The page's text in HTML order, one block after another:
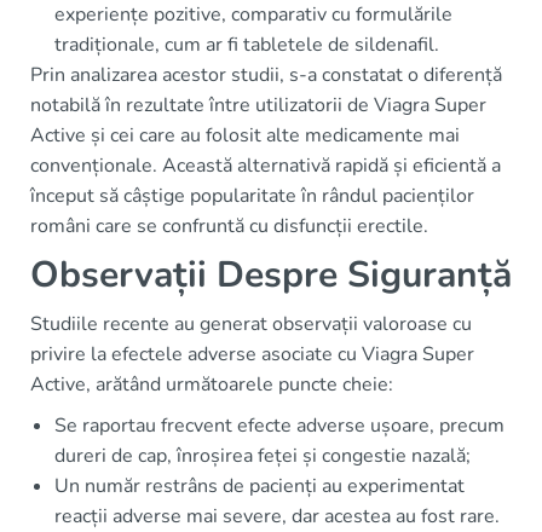
experiențe pozitive, comparativ cu formulările
tradiționale, cum ar fi tabletele de sildenafil.
Prin analizarea acestor studii, s-a constatat o diferență
notabilă în rezultate între utilizatorii de Viagra Super
Active și cei care au folosit alte medicamente mai
convenționale. Această alternativă rapidă și eficientă a
început să câștige popularitate în rândul pacienților
români care se confruntă cu disfuncții erectile.
Observații Despre Siguranță
Studiile recente au generat observații valoroase cu
privire la efectele adverse asociate cu Viagra Super
Active, arătând următoarele puncte cheie:
Se raportau frecvent efecte adverse ușoare, precum
dureri de cap, înroșirea feței și congestie nazală;
Un număr restrâns de pacienți au experimentat
reacții adverse mai severe, dar acestea au fost rare.